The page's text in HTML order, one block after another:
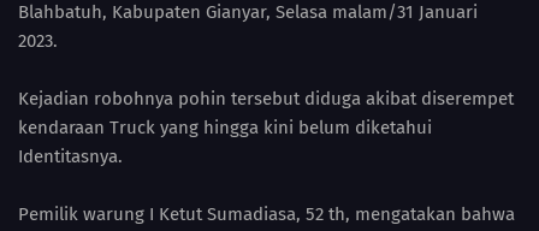
Blahbatuh, Kabupaten Gianyar, Selasa malam/31 Januari
2023.
Kejadian robohnya pohin tersebut diduga akibat diserempet
kendaraan Truck yang hingga kini belum diketahui
Identitasnya.
Pemilik warung I Ketut Sumadiasa, 52 th, mengatakan bahwa